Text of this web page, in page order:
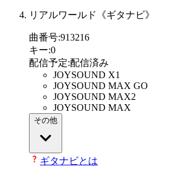
リアルワールド《ギタナビ》
曲番号:913216
キー:0
配信予定:配信済み
JOYSOUND X1
JOYSOUND MAX GO
JOYSOUND MAX2
JOYSOUND MAX
その他
ギタナビとは